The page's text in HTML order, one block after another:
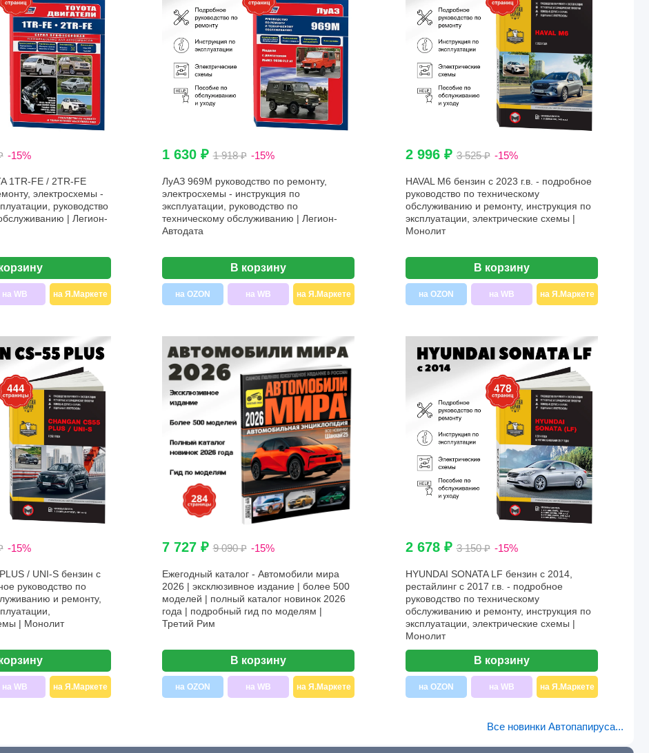
-15%
1TR-FE / 2TR-FE
электросхемы -
руководство
| Легион-
на WB на Я.Маркете
1 630 ₽1 918 ₽ -15%
ЛуАЗ 969М руководство по ремонту,
электросхемы - инструкция по
эксплуатации, руководство по
техническому обслуживанию | Легион-
Автодата
В корзину
на OZON на WB на Я.Маркете
2 996 ₽3 525 ₽ -15%
HAVAL M6 бензин с 2023 г.в. - подробное
руководство по техническому
обслуживанию и ремонту, инструкция по
эксплуатации, электрические схемы |
Монолит
В корзину
на OZON на WB на Я.Маркете
-15%
/ UNI-S бензин с
руководство по
и ремонту,
| Монолит
на WB на Я.Маркете
7 727 ₽9 090 ₽ -15%
Ежегодный каталог - Автомобили мира
2026 | эксклюзивное издание | более 500
моделей | полный каталог новинок 2026
года | подробный гид по моделям |
Третий Рим
В корзину
на OZON на WB на Я.Маркете
2 678 ₽3 150 ₽ -15%
HYUNDAI SONATA LF бензин с 2014,
рестайлинг с 2017 г.в. - подробное
руководство по техническому
обслуживанию и ремонту, инструкция по
эксплуатации, электрические схемы |
Монолит
В корзину
на OZON на WB на Я.Маркете
Все новинки Автопапируса...